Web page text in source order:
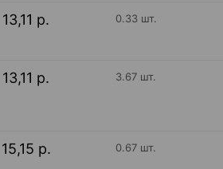
13,11 р. 0.33 шт.
13,11 р. 3.67 шт.
15,15 р. 0.67 шт.